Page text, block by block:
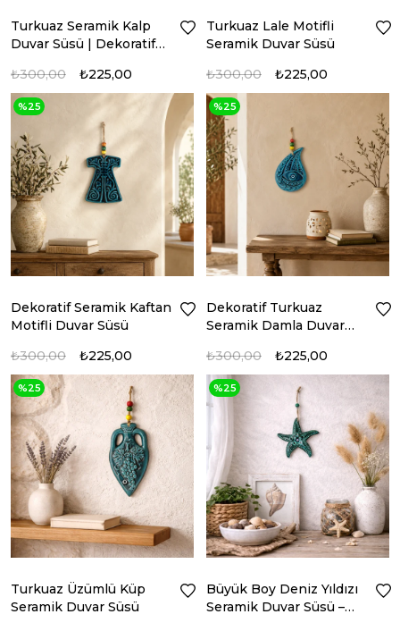
Turkuaz Seramik Kalp
Duvar Süsü | Dekoratif
₺225,00
₺300,00
Turkuaz Lale Motifli
Seramik Duvar Süsü
₺225,00
₺300,00
Dekoratif Seramik Kaftan
Motifli Duvar Süsü
₺225,00
₺300,00
%25
Dekoratif Turkuaz
Seramik Damla Duvar
₺225,00
₺300,00
%25
Turkuaz Üzümlü Küp
Seramik Duvar Süsü
%25
Büyük Boy Deniz Yıldızı
Seramik Duvar Süsü –
%25